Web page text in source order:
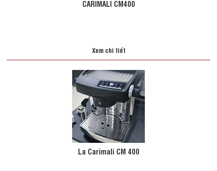
CARIMALI CM400
Xem chi tiết
La Carimali CM 400